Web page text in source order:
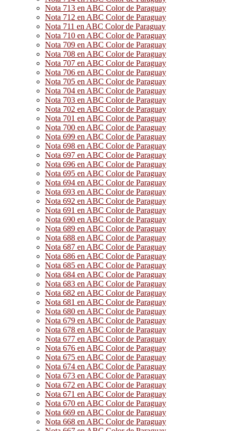
Nota 713 en ABC Color de Paraguay
Nota 712 en ABC Color de Paraguay
Nota 711 en ABC Color de Paraguay
Nota 710 en ABC Color de Paraguay
Nota 709 en ABC Color de Paraguay
Nota 708 en ABC Color de Paraguay
Nota 707 en ABC Color de Paraguay
Nota 706 en ABC Color de Paraguay
Nota 705 en ABC Color de Paraguay
Nota 704 en ABC Color de Paraguay
Nota 703 en ABC Color de Paraguay
Nota 702 en ABC Color de Paraguay
Nota 701 en ABC Color de Paraguay
Nota 700 en ABC Color de Paraguay
Nota 699 en ABC Color de Paraguay
Nota 698 en ABC Color de Paraguay
Nota 697 en ABC Color de Paraguay
Nota 696 en ABC Color de Paraguay
Nota 695 en ABC Color de Paraguay
Nota 694 en ABC Color de Paraguay
Nota 693 en ABC Color de Paraguay
Nota 692 en ABC Color de Paraguay
Nota 691 en ABC Color de Paraguay
Nota 690 en ABC Color de Paraguay
Nota 689 en ABC Color de Paraguay
Nota 688 en ABC Color de Paraguay
Nota 687 en ABC Color de Paraguay
Nota 686 en ABC Color de Paraguay
Nota 685 en ABC Color de Paraguay
Nota 684 en ABC Color de Paraguay
Nota 683 en ABC Color de Paraguay
Nota 682 en ABC Color de Paraguay
Nota 681 en ABC Color de Paraguay
Nota 680 en ABC Color de Paraguay
Nota 679 en ABC Color de Paraguay
Nota 678 en ABC Color de Paraguay
Nota 677 en ABC Color de Paraguay
Nota 676 en ABC Color de Paraguay
Nota 675 en ABC Color de Paraguay
Nota 674 en ABC Color de Paraguay
Nota 673 en ABC Color de Paraguay
Nota 672 en ABC Color de Paraguay
Nota 671 en ABC Color de Paraguay
Nota 670 en ABC Color de Paraguay
Nota 669 en ABC Color de Paraguay
Nota 668 en ABC Color de Paraguay